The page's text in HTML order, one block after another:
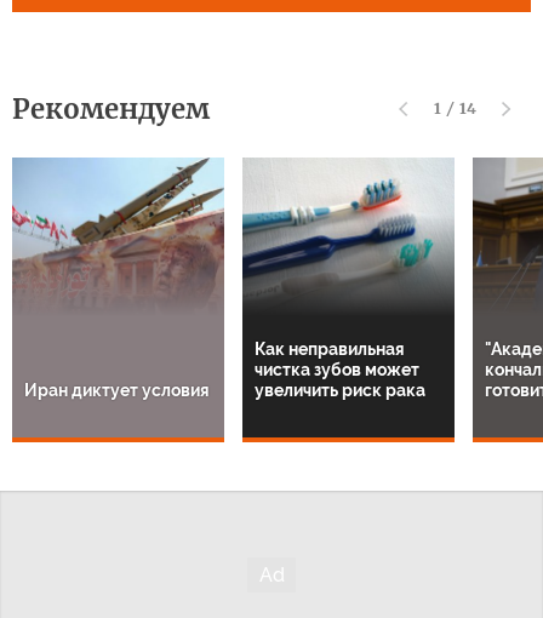
Рекомендуем 1 / 14
Иран диктует условия
Как неправильная
чистка зубов может
увеличить риск рака